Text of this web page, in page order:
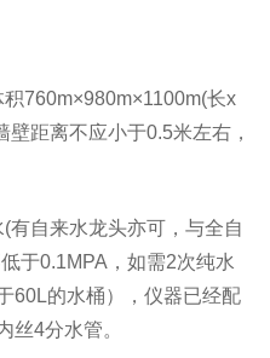
760m×980m×1100m(长x
距离不应小于0.5米左右，
自来水龙头亦可，与全自
于0.1MPA，如需2次纯水
60L的水桶），仪器已经配
丝4分水管。